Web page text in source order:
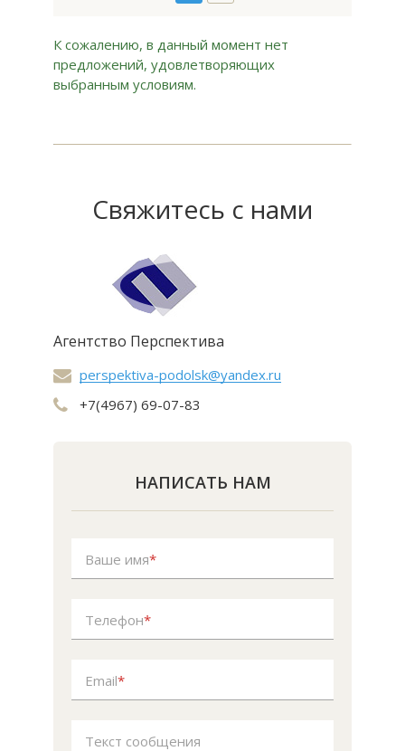
К сожалению, в данный момент нет
предложений, удовлетворяющих
выбранным условиям.
Свяжитесь с нами
Агентство Перспектива
perspektiva-podolsk@yandex.ru
+7(4967) 69-07-83
НАПИСАТЬ НАМ
Ваше имя*
Телефон*
Email*
Текст сообщения